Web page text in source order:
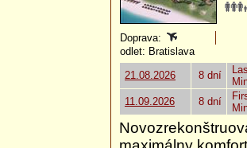
Doprava:
odlet: Bratislava
21.08.2026
8 dní
11.09.2026
8 dní